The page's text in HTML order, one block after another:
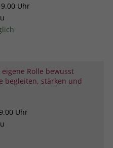
Uhr
Rolle bewusst
begleiten, stärken und
Uhr